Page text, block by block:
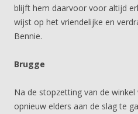
blijft hem daarvoor voor altijd
wijst op het vriendelijke en
Bennie.
Brugge
Na de stopzetting van de
opnieuw elders aan de slag te